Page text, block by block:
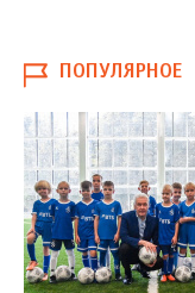
ПОПУЛЯРНОЕ